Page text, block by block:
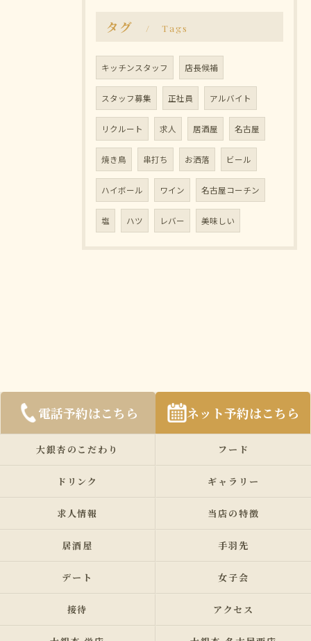
タグ Tags
キッチンスタッフ 店長候補
スタッフ募集 正社員 アルバイト
リクルート 求人 居酒屋 名古屋
焼き鳥 串打ち お洒落 ビール
ハイボール ワイン 名古屋コーチン
塩 ハツ レバー 美味しい
電話予約はこちら ネット予約はこちら
大銀杏のこだわり フード
ドリンク ギャラリー
求人情報 当店の特徴
居酒屋 手羽先
デート 女子会
接待 アクセス